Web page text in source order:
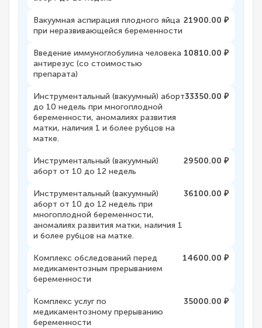
Вакуумная аспирация плодного яйца
при неразвивающейся беременности
21900.00 ₽
Введение иммуноглобулина человека
антирезус (со стоимостью
препарата)
10810.00 ₽
Инструментальный (вакуумный) аборт
до 10 недель при многоплодной
беременности, аномалиях развития
матки, наличия 1 и более рубцов на
матке.
33350.00 ₽
Инструментальный (вакуумный)
аборт от 10 до 12 недель
29500.00 ₽
Инструментальный (вакуумный)
аборт от 10 до 12 недель при
многоплодной беременности,
аномалиях развития матки, наличия 1
и более рубцов на матке.
36100.00 ₽
Комплекс обследований перед
медикаментозным прерыванием
беременности
14600.00 ₽
Комплекс услуг по
медикаментозному прерыванию
беременности
35000.00 ₽